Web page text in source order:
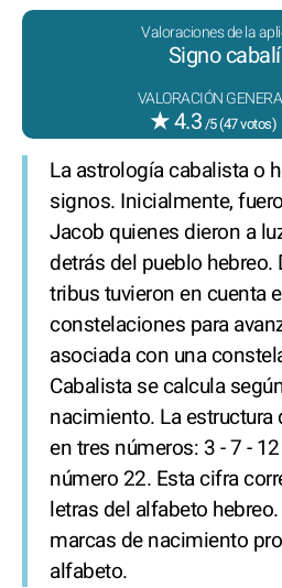
Valoraciones de la
Signo
VALORACIÓN
★4.3/5 (47votos)
La astrología cabalista o
signos. Inicialmente,
Jacob quienes dieron a
detrás del pueblo hebreo.
tribus tuvieron en cuenta
constelaciones para
asociada con una
Cabalista se calcula
nacimiento. La estructura
en tres números: 3 - 7 -
número 22. Esta cifra
letras del alfabeto
marcas de nacimiento
alfabeto.